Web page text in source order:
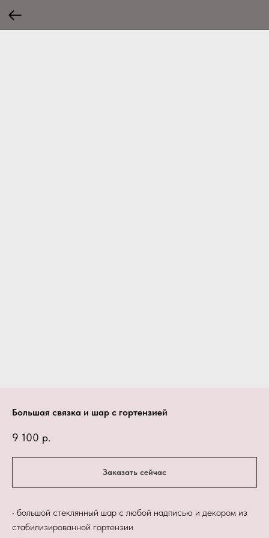
Большая связка и шар с гортензией
9 100 р.
Заказать сейчас
• большой стеклянный шар с любой надписью и декором из
стабилизированной гортензии